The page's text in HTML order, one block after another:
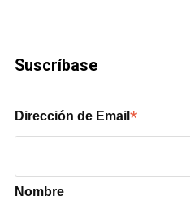
Suscríbase
Dirección de Email*
Nombre